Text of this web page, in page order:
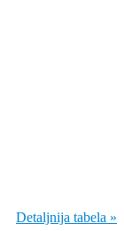
Detaljnija tabela »